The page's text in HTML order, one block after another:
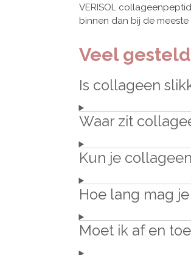
VERISOL
binnen dan bij de
Veel
Is collageen
Waar zit
Kun je
Hoe lang mag
Moet ik af en